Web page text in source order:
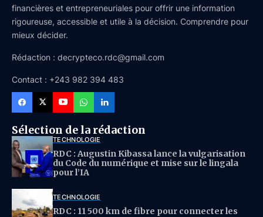
financières et entrepreneuriales pour offrir une information
rigoureuse, accessible et utile à la décision. Comprendre pour
mieux décider.
Rédaction : decrypteco.rdc@gmail.com
Contact : +243 982 394 483
Sélection de la rédaction
TECHNOLOGIE
RDC : Augustin Kibassa lance la vulgarisation
du Code du numérique et mise sur le lingala
pour l’IA
TECHNOLOGIE
RDC : 11 500 km de fibre pour connecter les